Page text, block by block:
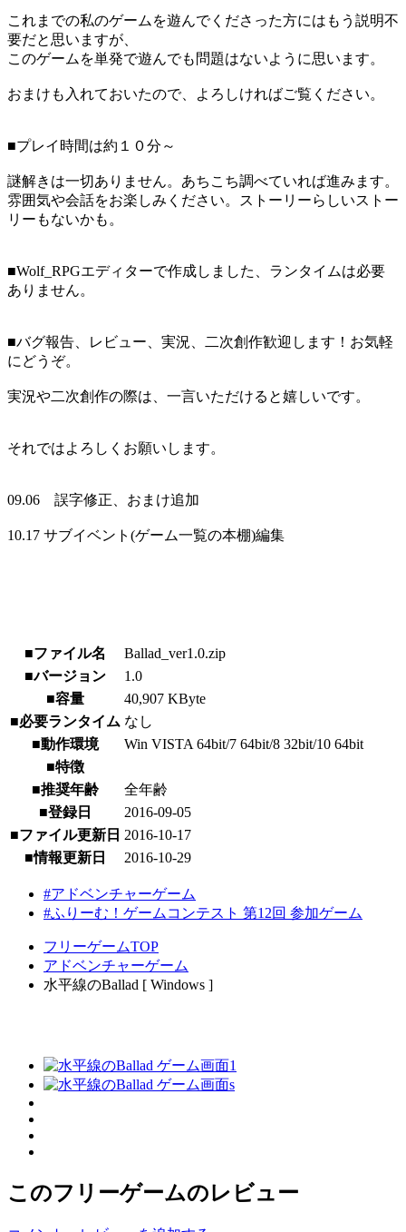
これまでの私のゲームを遊んでくださった方にはもう説明不
要だと思いますが、
このゲームを単発で遊んでも問題はないように思います。
おまけも入れておいたので、よろしければご覧ください。
■プレイ時間は約１０分～
謎解きは一切ありません。あちこち調べていれば進みます。
雰囲気や会話をお楽しみください。ストーリーらしいストー
リーもないかも。
■Wolf_RPGエディターで作成しました、ランタイムは必要
ありません。
■バグ報告、レビュー、実況、二次創作歓迎します！お気軽
にどうぞ。
実況や二次創作の際は、一言いただけると嬉しいです。
それではよろしくお願いします。
09.06 誤字修正、おまけ追加
10.17 サブイベント(ゲーム一覧の本棚)編集
■ファイル名
Ballad_ver1.0.zip
■バージョン
1.0
■容量
40,907 KByte
■必要ランタイム なし
■動作環境
Win VISTA 64bit/7 64bit/8 32bit/10 64bit
■特徴
■推奨年齢
全年齢
■登録日
2016-09-05
■ファイル更新日 2016-10-17
■情報更新日
2016-10-29
#アドベンチャーゲーム
#ふりーむ！ゲームコンテスト 第12回 参加ゲーム
フリーゲームTOP
アドベンチャーゲーム
水平線のBallad [ Windows ]
このフリーゲームのレビュー